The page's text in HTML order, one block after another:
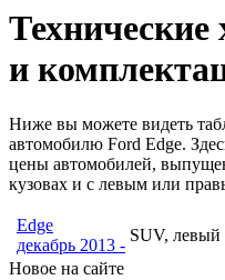
Технические
и
Ниже вы можете видеть
автомобилю Ford Edge.
цены автомобилей,
кузовах и с левым или
Edge
декабрь 2013 -
SUV, левый
Новое на сайте